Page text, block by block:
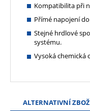
Kompatibilita při
Přímé napojení
Stejné hrdlové
systému.
Vysoká chemická
ALTERNATIVNÍ